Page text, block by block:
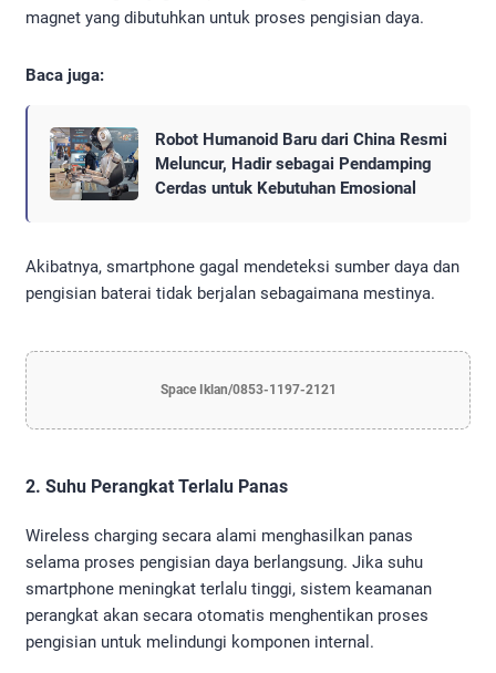
magnet yang dibutuhkan untuk proses pengisian daya.
Baca juga:
Robot Humanoid Baru dari China Resmi
Meluncur, Hadir sebagai Pendamping
Cerdas untuk Kebutuhan Emosional
Akibatnya, smartphone gagal mendeteksi sumber daya dan
pengisian baterai tidak berjalan sebagaimana mestinya.
Space Iklan/0853-1197-2121
2. Suhu Perangkat Terlalu Panas
Wireless charging secara alami menghasilkan panas
selama proses pengisian daya berlangsung. Jika suhu
smartphone meningkat terlalu tinggi, sistem keamanan
perangkat akan secara otomatis menghentikan proses
pengisian untuk melindungi komponen internal.